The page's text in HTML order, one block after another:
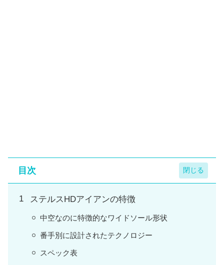
目次
ステルスHDアイアンの特徴
中空なのに特徴的なワイドソール形状
番手別に設計されたテクノロジー
スペック表